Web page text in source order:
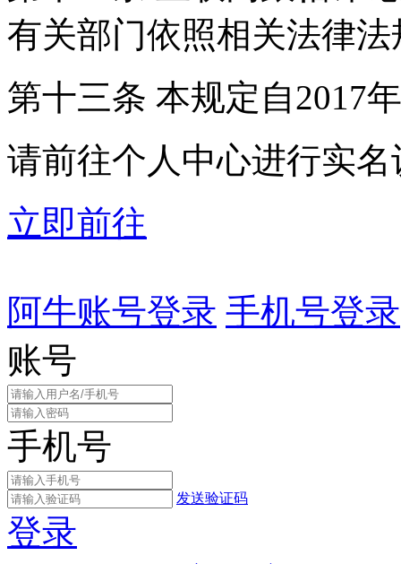
有关部门依照相关法律
第十三条 本规定自2017
请前往个人中心进行实名
立即前往
阿牛账号登录 手机号登录
账号
手机号
发送验证码
登录